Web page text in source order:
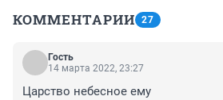
КОММЕНТАРИИ 27
Гость
14 марта 2022, 23:27
Царство небесное ему